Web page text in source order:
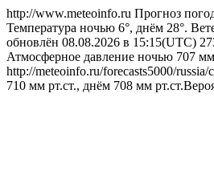
http://www.meteoinfo.ru Прогноз
Температура ночью 6°, днём 28°.
обновлён 08.08.2026 в 15:15(UTC)
Атмосферное давление ночью 707
http://meteoinfo.ru/forecasts5000/
710 мм рт.ст., днём 708 мм